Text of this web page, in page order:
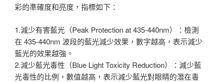
彩的準確度和亮度，指標如下：
1.減少有害藍光（Peak Protection at 435-440nm）：檢測
在 435-440nm 波段的藍光減少效果，數字越高，表示減少
藍光的效果越強。
2.減少藍光毒性（Blue Light Toxicity Reduction）：減少藍
光毒性的比例，數值越高，表示減少藍光對眼睛的潛在毒